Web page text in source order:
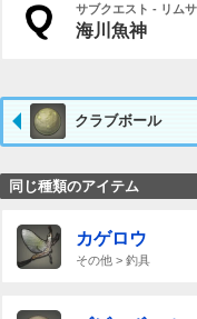
サブクエスト - リム
海川魚神
クラブボール
同じ種類のアイテム
カゲロウ
その他 > 釣具